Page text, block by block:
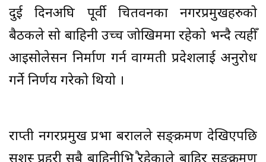
दुई दिनअघि पूर्वी चितवनका नगरप्रमुखहरुको
बैठकले सो बाहिनी उच्च जोखिममा रहेको भन्दै त्यहीँ
आइसोलेसन निर्माण गर्न वाग्मती प्रदेशलाई अनुरोध
गर्ने निर्णय गरेको थियो ।
राप्ती नगरप्रमुख प्रभा बरालले सङ्क्रमण देखिएपछि